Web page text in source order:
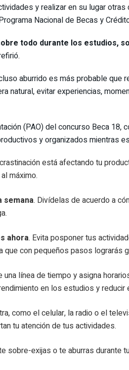
y realizar en su lugar
Nacional de Becas y
todo durante los estudios,
aburrido es más probable
natural, evitar experiencias,
(PAO) del concurso Beca
y organizados mientras
está afectando tu
máximo.
semana. Divídelas de acuerdo a
ahora. Evita posponer tus
con pequeños pasos lograrás
una línea de tiempo y asigna
en los estudios y reducir
como el celular, la radio o el
tu atención de tus actividades.
sobre-exijas o te aburras